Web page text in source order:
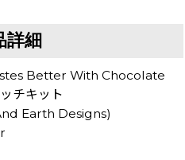
詳細
Better With Chocolate
チキット
Earth Designs)